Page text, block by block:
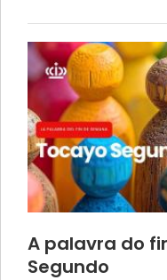
A palavra do
Segundo